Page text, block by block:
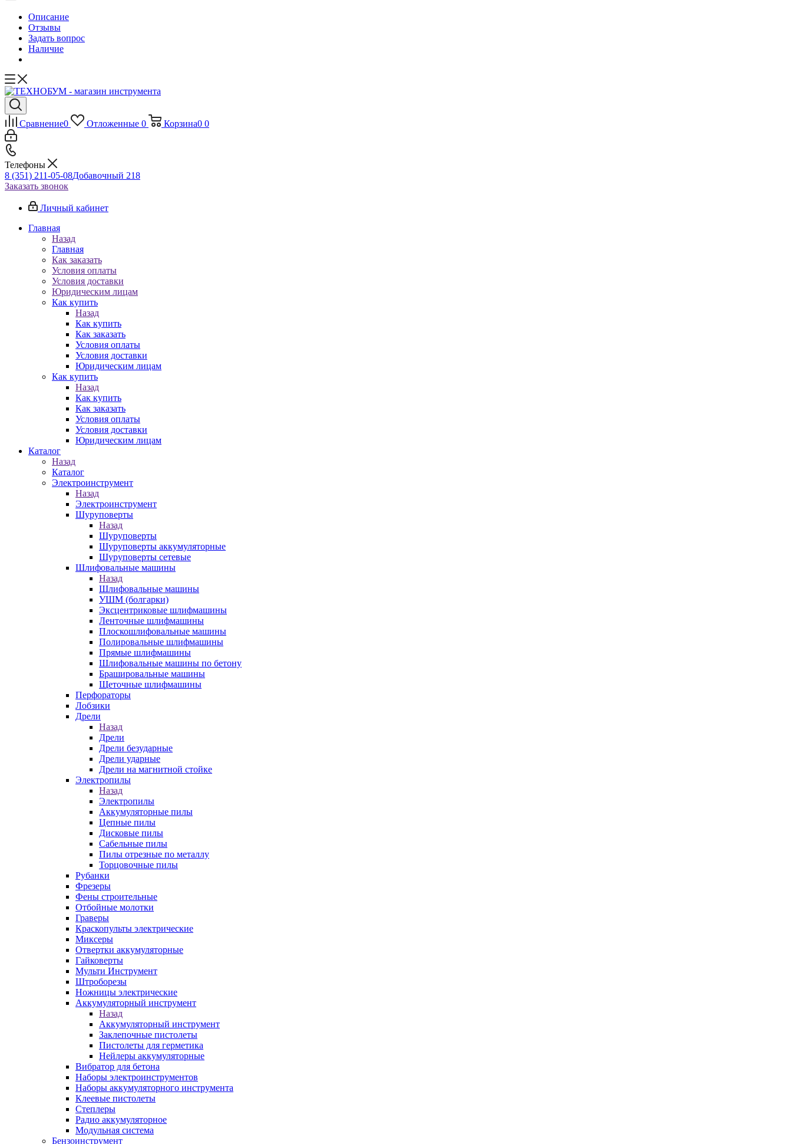
Описание
Отзывы
Задать вопрос
Наличие
Сравнение0 Отложенные 0 Корзина0 0
Телефоны
8 (351) 211-05-08Добавочный 218
Заказать звонок
Личный кабинет
Главная
Назад
Главная
Как заказать
Условия оплаты
Условия доставки
Юридическим лицам
Как купить
Назад
Как купить
Как заказать
Условия оплаты
Условия доставки
Юридическим лицам
Как купить
Назад
Как купить
Как заказать
Условия оплаты
Условия доставки
Юридическим лицам
Каталог
Назад
Каталог
Электроинструмент
Назад
Электроинструмент
Шуруповерты
Назад
Шуруповерты
Шуруповерты аккумуляторные
Шуруповерты сетевые
Шлифовальные машины
Назад
Шлифовальные машины
УШМ (болгарки)
Эксцентриковые шлифмашины
Ленточные шлифмашины
Плоскошлифовальные машины
Полировальные шлифмашины
Прямые шлифмашины
Шлифовальные машины по бетону
Брашировальные машины
Щеточные шлифмашины
Перфораторы
Лобзики
Дрели
Назад
Дрели
Дрели безударные
Дрели ударные
Дрели на магнитной стойке
Электропилы
Назад
Электропилы
Аккумуляторные пилы
Цепные пилы
Дисковые пилы
Сабельные пилы
Пилы отрезные по металлу
Торцовочные пилы
Рубанки
Фрезеры
Фены строительные
Отбойные молотки
Граверы
Краскопульты электрические
Миксеры
Отвертки аккумуляторные
Гайковерты
Мульти Инструмент
Штроборезы
Ножницы электрические
Аккумуляторный инструмент
Назад
Аккумуляторный инструмент
Заклепочные пистолеты
Пистолеты для герметика
Нейлеры аккумуляторные
Вибратор для бетона
Наборы электроинструментов
Наборы аккумуляторного инструмента
Клеевые пистолеты
Степлеры
Радио аккумуляторное
Модульная система
Бензоинструмент